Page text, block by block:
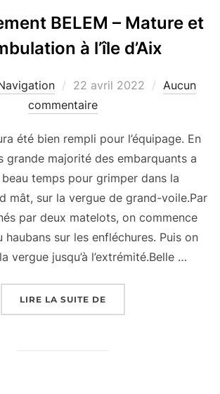
BELEM – Mature et
à l’île d’Aix
Publié
le
22 avril 2022
Aucun
commentaire
été bien rempli pour l’équipage. En
grande majorité des embarquants a
temps pour grimper dans la
mât, sur la vergue de grand-voile.Par
par deux matelots, on commence
haubans sur les enfléchures. Puis on
vergue jusqu’à l’extrémité.Belle …
LIRE LA SUITE DE« EMBARQUEMENT